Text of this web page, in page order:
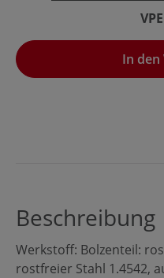
In
Beschreibung
Werkstoff: Bolzenteil:
rostfreier Stahl 1.4542,